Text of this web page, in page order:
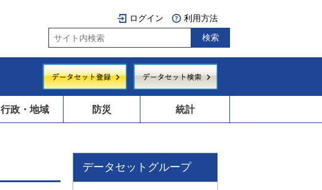
ログイン 利用方法
行政・地域 防災 統計
データセットグループ